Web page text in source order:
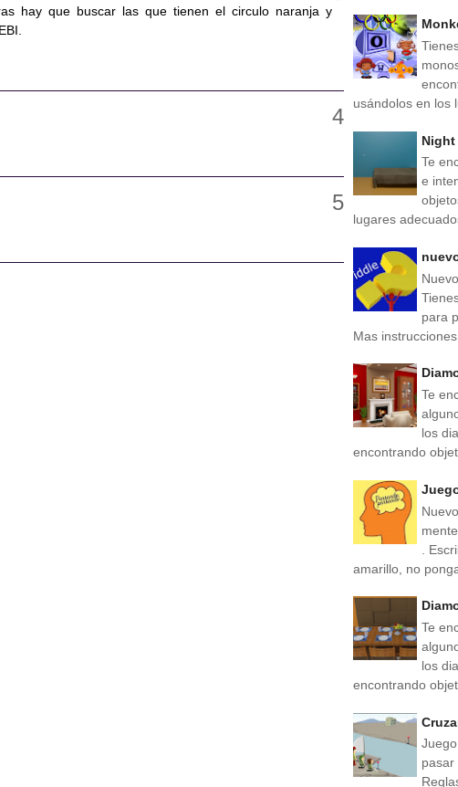
hay que buscar las que tienen el circulo naranja y
usándolos en los
Night
Te
e
lugares
para
Mas instrucciones
Te
los
encontrando
.
amarillo, no
Te
los
encontrando
pasar